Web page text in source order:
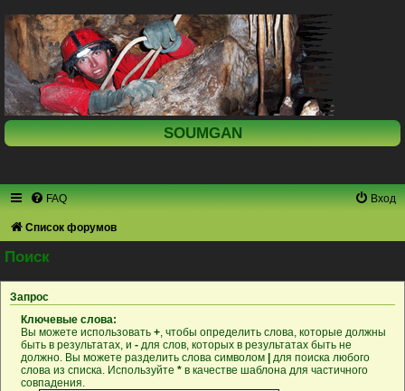
SOUMGAN
FAQ Вход
Список форумов
Поиск
Запрос
Ключевые слова:
Вы можете использовать +, чтобы определить слова, которые должны
быть в результатах, и - для слов, которых в результатах быть не
должно. Вы можете разделить слова символом
для поиска любого
слова из списка. Используйте * в качестве шаблона для частичного
совпадения.